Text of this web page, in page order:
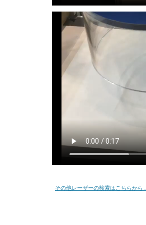
その他レーザーの検索はこちらか